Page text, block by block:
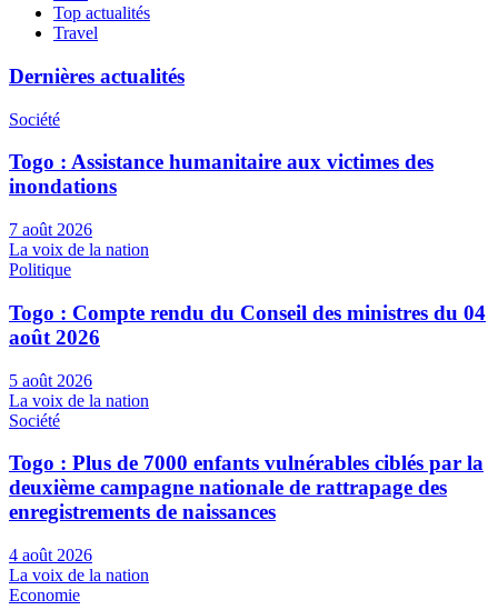
Top actualités
Travel
Dernières actualités
Société
Togo : Assistance humanitaire aux victimes des
inondations
7 août 2026
La voix de la nation
Politique
Togo : Compte rendu du Conseil des ministres du 04
août 2026
5 août 2026
La voix de la nation
Société
Togo : Plus de 7000 enfants vulnérables ciblés par la
deuxième campagne nationale de rattrapage des
enregistrements de naissances
4 août 2026
La voix de la nation
Economie